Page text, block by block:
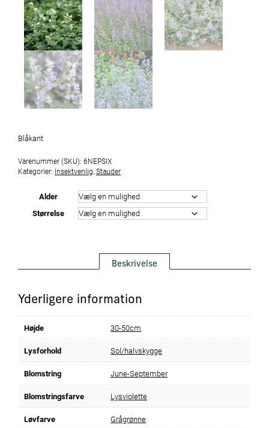
Blåkant
Varenummer (SKU): 6NEPSIX
Kategorier: Insektvenlig Stauder
Alder
Størrelse
Beskrivelse
Yderligere information
Højde 30-50cm
Lysforhold Sol/halvskygge
Blomstring June-September
Blomstringsfarve Lysviolette
Løvfarve Grågrønne